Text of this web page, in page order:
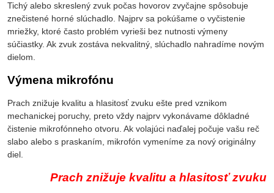
Tichý alebo skreslený zvuk počas hovorov zvyčajne spôsobuje
znečistené horné slúchadlo. Najprv sa pokúšame o vyčistenie
mriežky, ktoré často problém vyrieši bez nutnosti výmeny
súčiastky. Ak zvuk zostáva nekvalitný, slúchadlo nahradíme novým
dielom.
Výmena mikrofónu
Prach znižuje kvalitu a hlasitosť zvuku ešte pred vznikom
mechanickej poruchy, preto vždy najprv vykonávame dôkladné
čistenie mikrofónneho otvoru. Ak volajúci naďalej počuje vašu reč
slabo alebo s praskaním, mikrofón vymeníme za nový originálny
diel.
Prach znižuje kvalitu a hlasitosť zvuku